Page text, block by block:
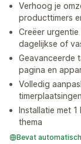
Verhoog je
producttimers
Creëer urgentie
dagelijkse of
Geavanceerde
pagina en
Volledig
Installatie met
thema
Bevat